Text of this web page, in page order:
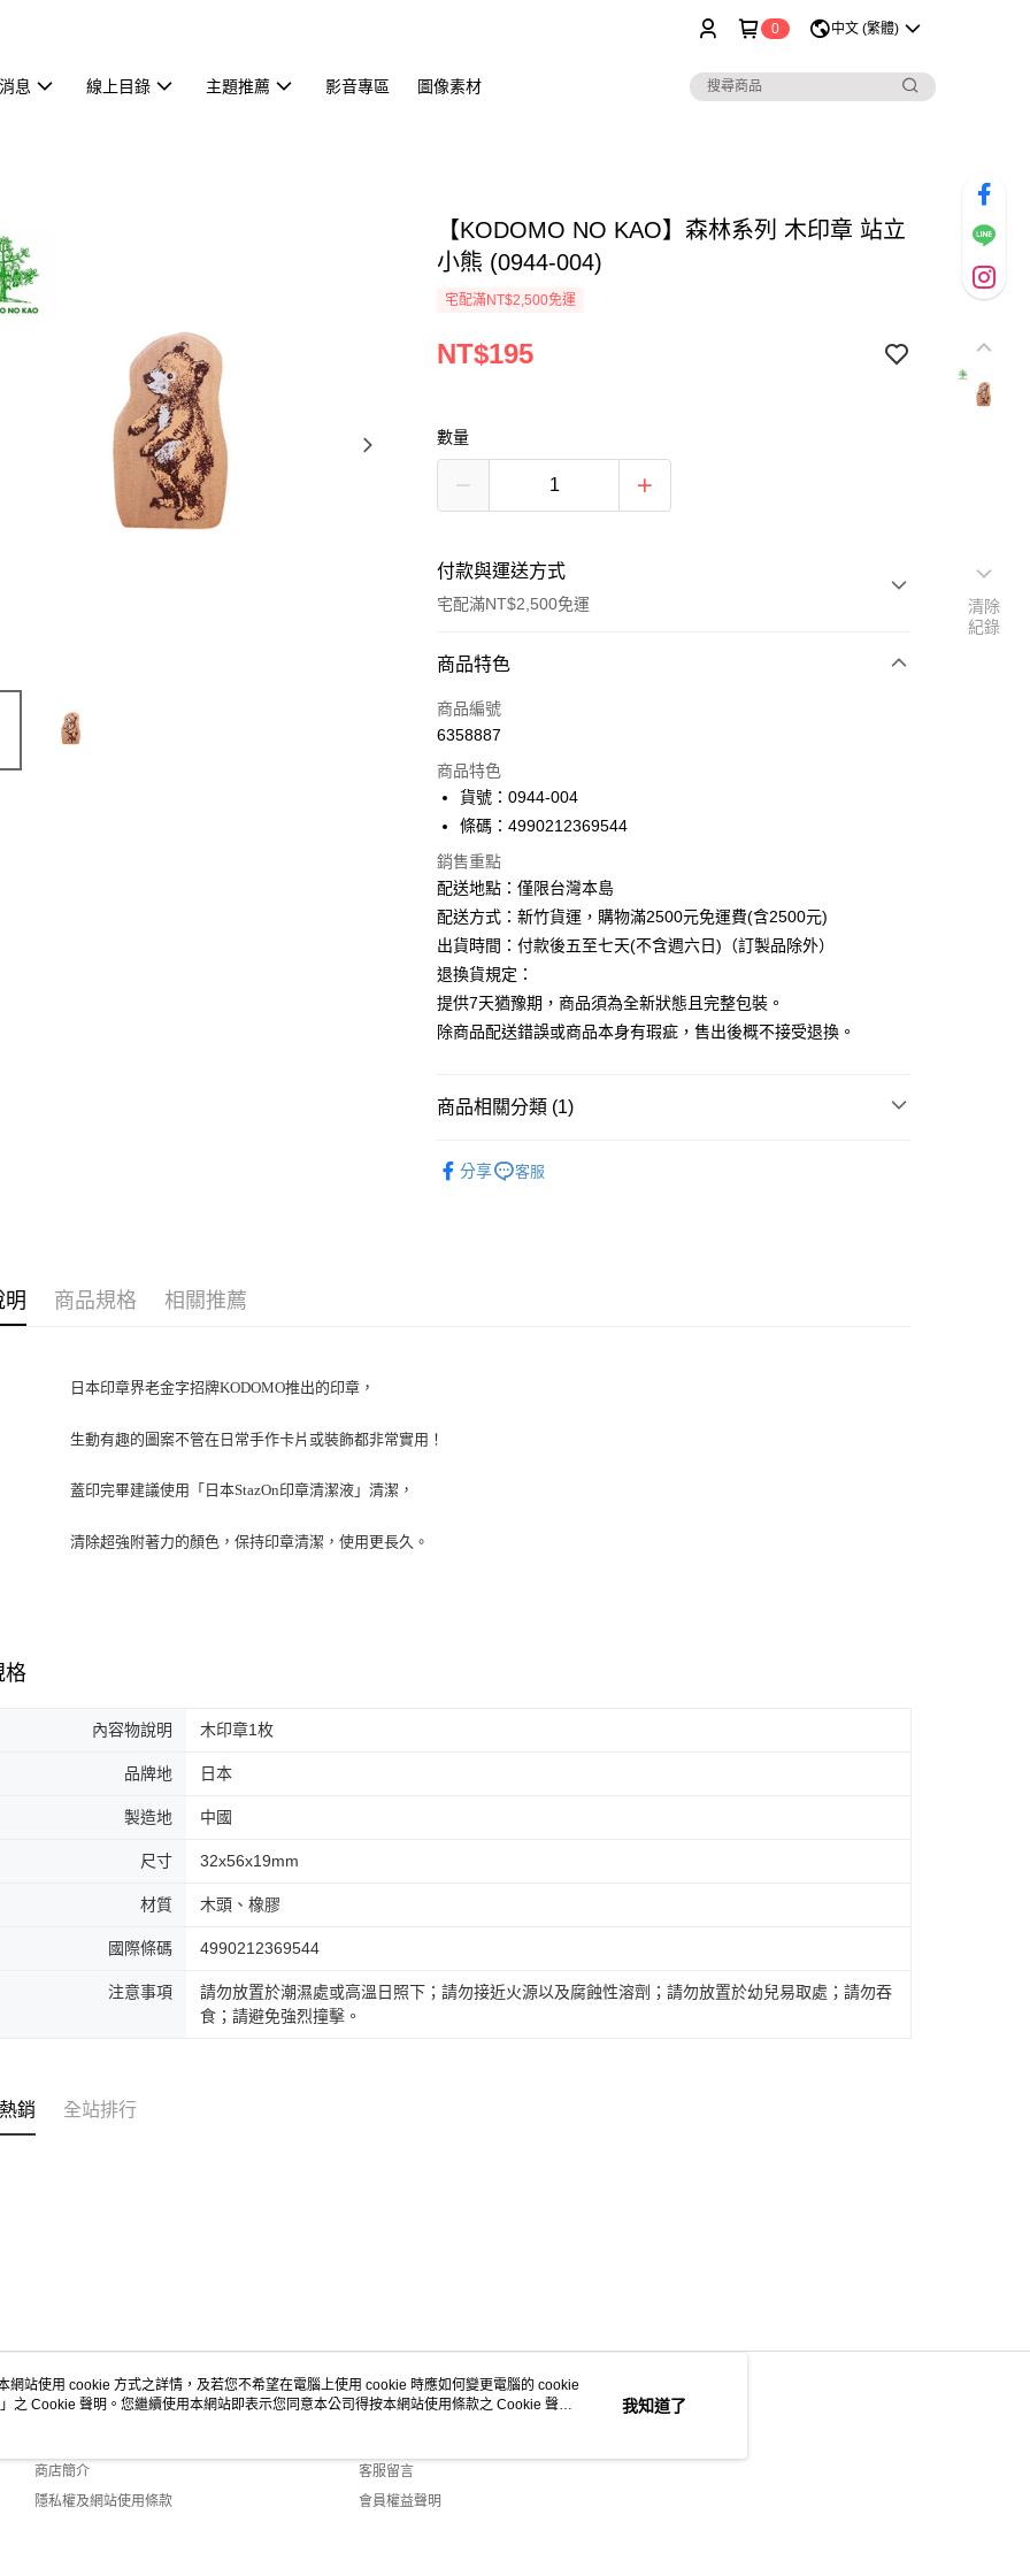
0 中文 (繁體)
息 線上目錄 主題推薦 影音專區 圖像素材
【KODOMO NO KAO】森林系列 木印章 站立
小熊 (0944-004)
宅配滿NT$2,500免運
NT$195
數量
付款與運送方式
宅配滿NT$2,500免運
付款方式
信用卡一次付款
街口支付
悠遊付
ATM付款
運送方式
下單前請先詢問庫存
每筆NT$130，滿NT$2,500(含以上)免運費
商品特色
商品編號
6358887
商品特色
貨號：0944-004
條碼：4990212369544
銷售重點
配送地點：僅限台灣本島
配送方式：新竹貨運，購物滿2500元免運費(含2500元)
出貨時間：付款後五至七天(不含週六日)（訂製品除外）
退換貨規定：
提供7天猶豫期，商品須為全新狀態且完整包裝。
除商品配送錯誤或商品本身有瑕疵，售出後概不接受退換。
商品相關分類 (1)
分享
客服
明 商品規格 相關推薦
日本印章界老金字招牌KODOMO推出的印章，
生動有趣的圖案不管在日常手作卡片或裝飾都非常實用！
蓋印完畢建議使用「日本StazOn印章清潔液」清潔，
清除超強附著力的顏色，保持印章清潔，使用更長久。
格
內容物說明 木印章1枚
品牌地 日本
製造地 中國
尺寸 32x56x19mm
材質 木頭、橡膠
國際條碼 4990212369544
注意事項
請勿放置於潮濕處或高溫日照下；請勿接近火源以及腐蝕性溶劑；請勿放置於幼兒易取處；請勿吞
食；請避免強烈撞擊。
銷 全站排行
關於我們
商店簡介
隱私權及網站使用條款
客服資訊
客服留言
會員權益聲明
清除
紀錄
網站使用 cookie 方式之詳情，及若您不希望在電腦上使用 cookie 時應如何變更電腦的 cookie
」之 Cookie 聲明。您繼續使用本網站即表示您同意本公司得按本網站使用條款之 Cookie 聲明
我知道了